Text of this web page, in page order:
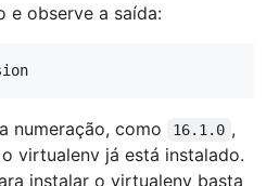
e observe a saída:
numeração, como 16.1.0 ,
virtualenv já está instalado.
instalar o virtualenv basta